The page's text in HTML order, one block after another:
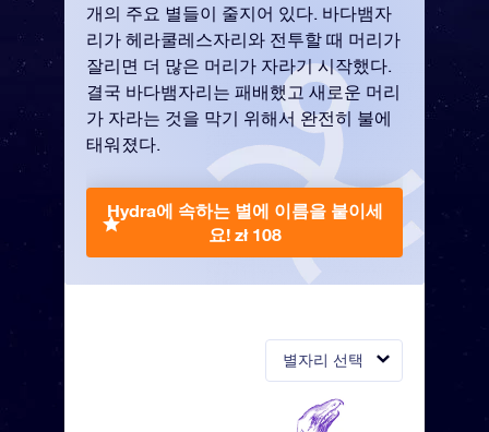
별자리 선택
개의 주요 별들이 줄지어 있다. 바다뱀자
리가 헤라쿨레스자리와 전투할 때 머리가
잘리면 더 많은 머리가 자라기 시작했다.
결국 바다뱀자리는 패배했고 새로운 머리
가 자라는 것을 막기 위해서 완전히 불에
태워졌다.
Hydra에 속하는 별에 이름을 붙이세
요! zł 108